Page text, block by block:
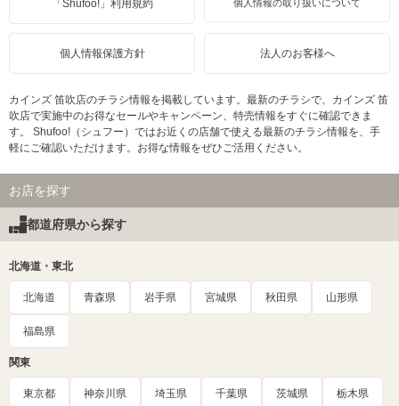
「Shufoo!」利用規約 個人情報の取り扱いについて
個人情報保護方針 法人のお客様へ
カインズ 笛吹店のチラシ情報を掲載しています。最新のチラシで、カインズ 笛
吹店で実施中のお得なセールやキャンペーン、特売情報をすぐに確認できま
す。 Shufoo!（シュフー）ではお近くの店舗で使える最新のチラシ情報を、手
軽にご確認いただけます。お得な情報をぜひご活用ください。
お店を探す
都道府県から探す
北海道・東北
北海道 青森県 岩手県 宮城県 秋田県 山形県
福島県
関東
東京都 神奈川県 埼玉県 千葉県 茨城県 栃木県